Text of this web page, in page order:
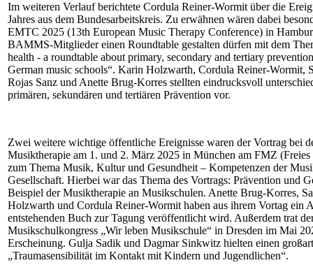
Im weiteren Verlauf berichtete Cordula Reiner-Wormit über die
Jahres aus dem Bundesarbeitskreis. Zu erwähnen wären dabei
EMTC 2025 (13th European Music Therapy Conference) in
BAMMS-Mitglieder einen Roundtable gestalten dürfen mit dem
health - a roundtable about primary, secondary and tertiary
German music schools“. Karin Holzwarth, Cordula Reiner-Wormit,
Rojas Sanz und Anette Brug-Korres stellten eindrucksvoll
primären, sekundären und tertiären Prävention vor.
Zwei weitere wichtige öffentliche Ereignisse waren der Vortrag bei
Musiktherapie am 1. und 2. März 2025 in München am FMZ
zum Thema Musik, Kultur und Gesundheit – Kompetenzen der
Gesellschaft. Hierbei war das Thema des Vortrags: Prävention und
Beispiel der Musiktherapie an Musikschulen. Anette Brug-Korres,
Holzwarth und Cordula Reiner-Wormit haben aus ihrem Vortag ein
entstehenden Buch zur Tagung veröffentlicht wird. Außerdem trat
Musikschulkongress „Wir leben Musikschule“ in Dresden im Mai
Erscheinung. Gulja Sadik und Dagmar Sinkwitz hielten einen
„Traumasensibilität im Kontakt mit Kindern und Jugendlichen“.